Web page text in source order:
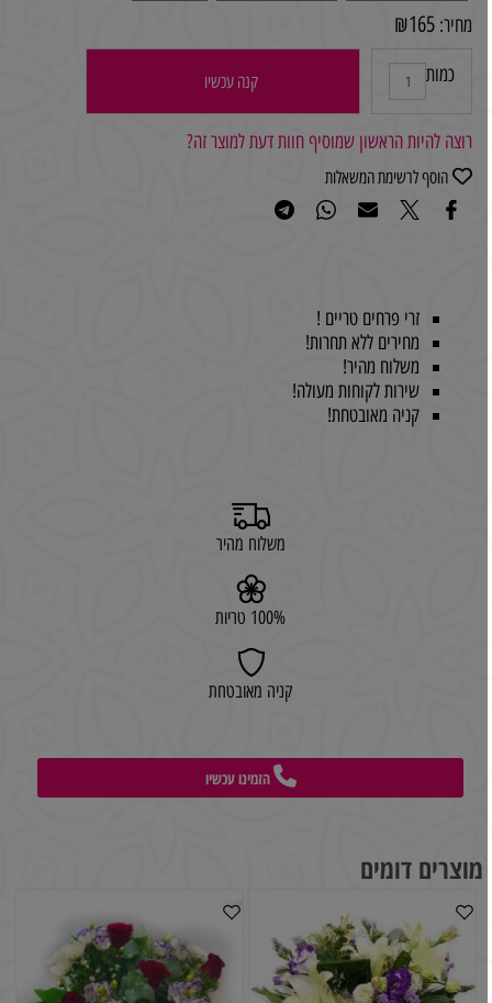
מחיר:
₪165
כמות קנה עכשיו
רוצה להיות הראשון שמוסיף חוות דעת למוצר זה?
הוסף לרשימת המשאלות
זרי פרחים טריים !
מחירים ללא תחרות!
משלוח מהיר!
שירות לקוחות מעולה!
קניה מאובטחת!
משלוח מהיר
100% טריות
קניה מאובטחת
הזמינו עכשיו
מוצרים דומים